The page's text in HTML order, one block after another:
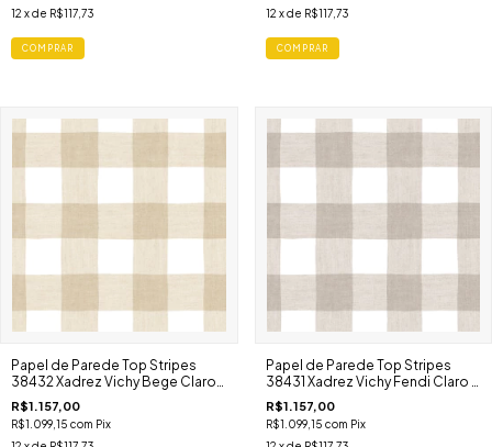
12 x de R$117,73
12 x de R$117,73
Papel de Parede Top Stripes
38432 Xadrez Vichy Bege Claro
e Branco
R$1.157,00
R$1.099,15 com Pix
Papel de Parede Top Stripes
38431 Xadrez Vichy Fendi Claro e
Branco
R$1.157,00
R$1.099,15 com Pix